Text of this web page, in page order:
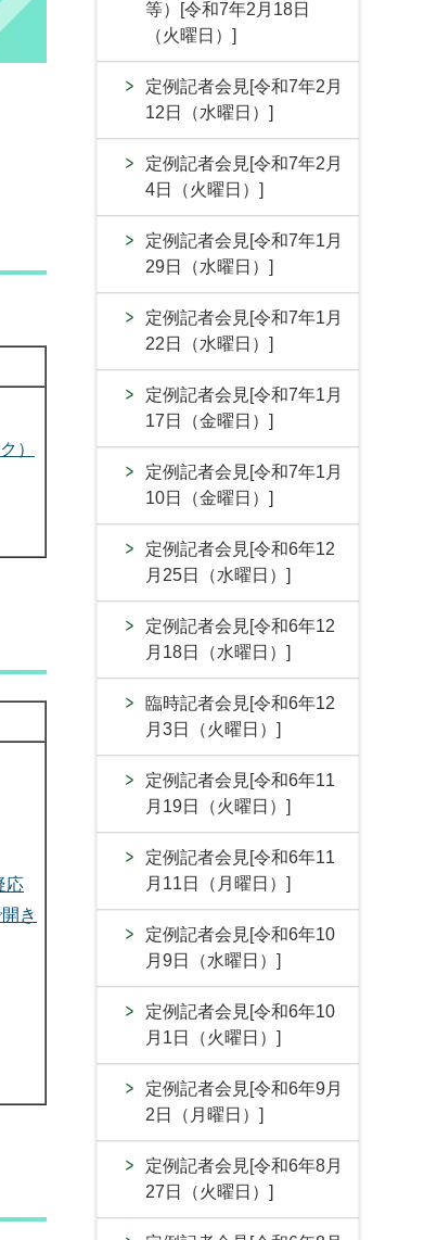
）
応
き
等）[令和7年2月18日
（火曜日）]
定例記者会見[令和7年2月
12日（水曜日）]
定例記者会見[令和7年2月
4日（火曜日）]
定例記者会見[令和7年1月
29日（水曜日）]
定例記者会見[令和7年1月
22日（水曜日）]
定例記者会見[令和7年1月
17日（金曜日）]
定例記者会見[令和7年1月
10日（金曜日）]
定例記者会見[令和6年12
月25日（水曜日）]
定例記者会見[令和6年12
月18日（水曜日）]
臨時記者会見[令和6年12
月3日（火曜日）]
定例記者会見[令和6年11
月19日（火曜日）]
定例記者会見[令和6年11
月11日（月曜日）]
定例記者会見[令和6年10
月9日（水曜日）]
定例記者会見[令和6年10
月1日（火曜日）]
定例記者会見[令和6年9月
2日（月曜日）]
定例記者会見[令和6年8月
27日（火曜日）]